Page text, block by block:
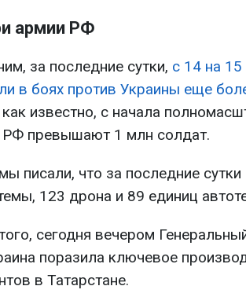
армии РФ
за последние сутки, с 14 на
в боях против Украины еще
известно, с начала
РФ превышают 1 млн солдат.
писали, что за последние
123 дрона и 89 единиц
сегодня вечером
поразила ключевое
в Татарстане.